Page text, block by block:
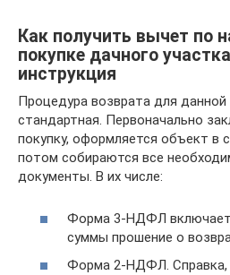
Как получить вычет по
покупке дачного
инструкция
Процедура возврата для данной
стандартная. Первоначально
покупку, оформляется объект в
потом собираются все
документы. В их числе:
Форма 3-НДФЛ
суммы прошение о
Форма 2-НДФЛ. Справка,